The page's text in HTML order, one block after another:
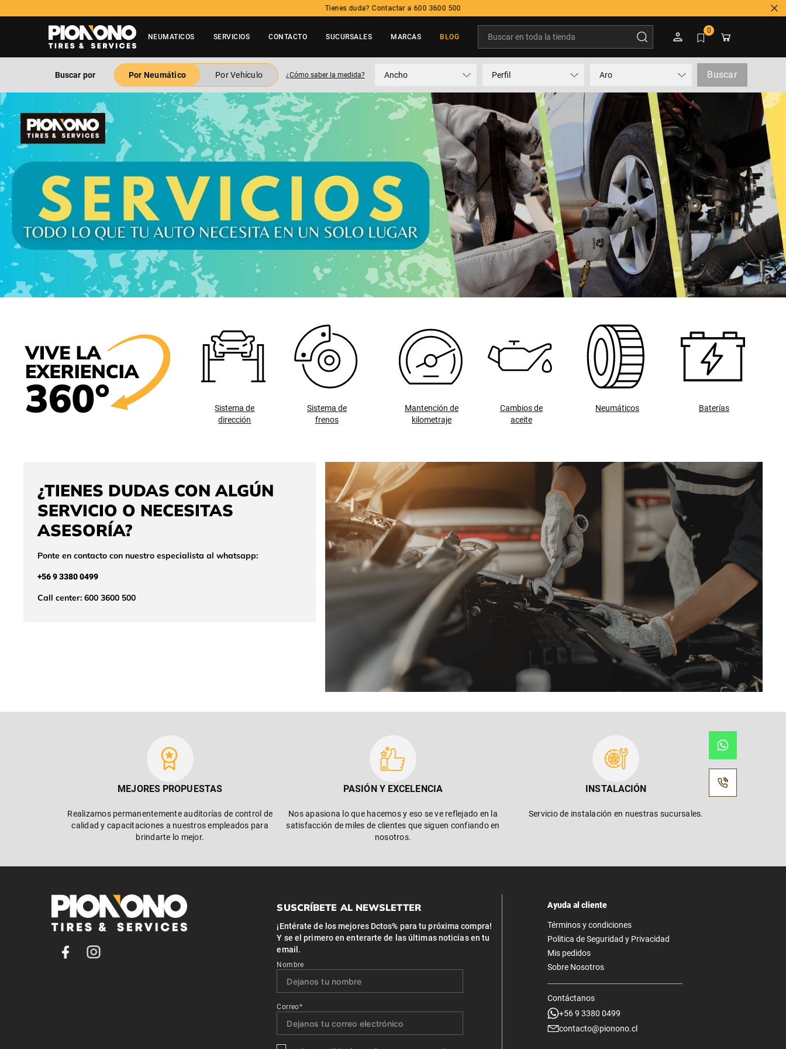
Tienes duda? Contactar a 600 3600 500
NEUMATICOS SERVICIOS CONTACTO SUCURSALES MARCAS BLOG
0
Buscar por Por Neumático Por Vehículo ¿Cómo saber la medida? Ancho Perfil Aro Buscar
Sistema de
dirección
Sistema de
frenos
Mantención de
kilometraje
Cambios de
aceite
Neumáticos Baterías
¿TIENES DUDAS CON ALGÚN
SERVICIO O NECESITAS
ASESORÍA?
Ponte en contacto con nuestro especialista al whatsapp:
+56 9 3380 0499
Call center: 600 3600 500
MEJORES PROPUESTAS
Realizamos permanentemente auditorías de control de
calidad y capacitaciones a nuestros empleados para
brindarte lo mejor.
PASIÓN Y EXCELENCIA
Nos apasiona lo que hacemos y eso se ve reflejado en la
satisfacción de miles de clientes que siguen confiando en
nosotros.
INSTALACIÓN
Servicio de instalación en nuestras sucursales.
SUSCRÍBETE AL NEWSLETTER
¡Entérate de los mejores Dctos% para tu próxima compra!
Y se el primero en enterarte de las últimas noticias en tu
email.
Nombre
Correo*
Ayuda al cliente
Términos y condiciones
Politica de Seguridad y Privacidad
Mis pedidos
Sobre Nosotros
Contáctanos
+56 9 3380 0499
contacto@pionono.cl
TÉRMINOS MÁS BUSCADOS
. neumatico
2. 215
3. 235
4. 195
5. 245